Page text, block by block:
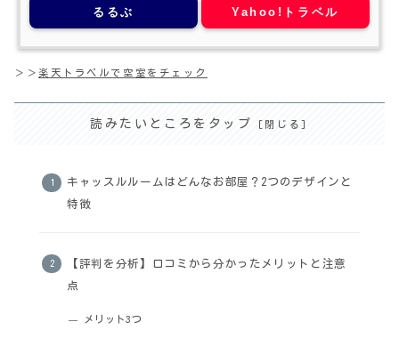
るるぶ Yahoo!トラベル
＞＞楽天トラベルで空室をチェック
読みたいところをタップ
キャッスルルームはどんなお部屋？2つのデザインと
特徴
【評判を分析】口コミから分かったメリットと注意
点
メリット3つ